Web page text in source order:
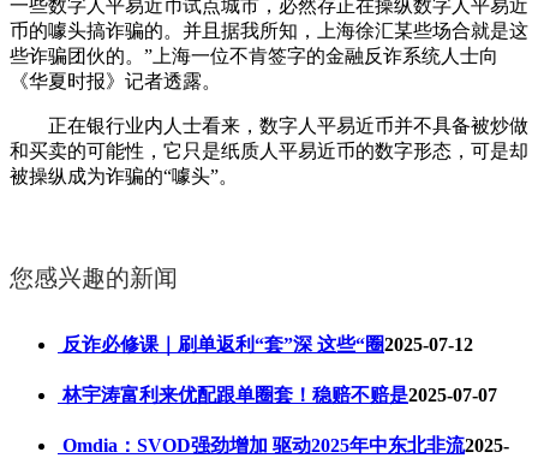
一些数字人平易近币试点城市，必然存正在操纵数字人平易近
币的噱头搞诈骗的。并且据我所知，上海徐汇某些场合就是这
些诈骗团伙的。”上海一位不肯签字的金融反诈系统人士向
《华夏时报》记者透露。
正在银行业内人士看来，数字人平易近币并不具备被炒做
和买卖的可能性，它只是纸质人平易近币的数字形态，可是却
被操纵成为诈骗的“噱头”。
您感兴趣的新闻
反诈必修课｜刷单返利“套”深 这些“圈2025-07-12
林宇涛富利来优配跟单圈套！稳赔不赔是2025-07-07
Omdia：SVOD强劲增加 驱动2025年中东北非流2025-